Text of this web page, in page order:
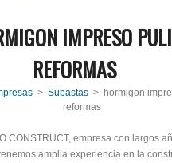
IMPRESO
REFORMAS
> Subastas > hormigon
reformas
CONSTRUCT, empresa con largos
amplia experiencia en la